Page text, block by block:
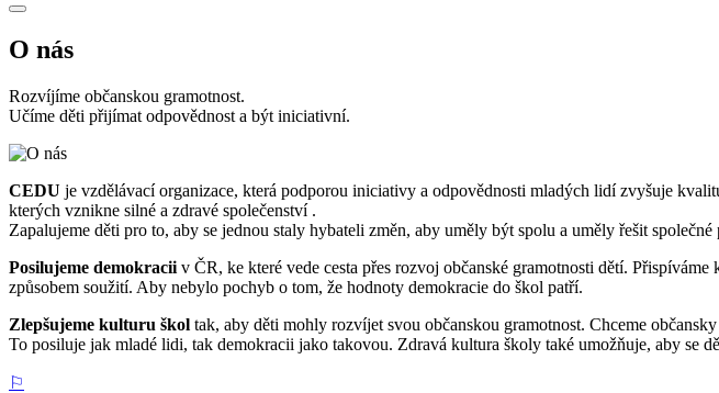
O nás
Rozvíjíme občanskou gramotnost.
Učíme děti přijímat odpovědnost a být iniciativní.
CEDU je vzdělávací organizace, která podporou iniciativy a odpovědnosti mladých lidí zvyšuje
kterých vznikne silné a zdravé společenství .
Zapalujeme děti pro to, aby se jednou staly hybateli změn, aby uměly být spolu a uměly řešit
Posilujeme demokracii v ČR, ke které vede cesta přes rozvoj občanské gramotnosti dětí.
způsobem soužití. Aby nebylo pochyb o tom, že hodnoty demokracie do škol patří.
Zlepšujeme kulturu škol tak, aby děti mohly rozvíjet svou občanskou gramotnost. Chceme
To posiluje jak mladé lidi, tak demokracii jako takovou. Zdravá kultura školy také umožňuje, aby se
⚐